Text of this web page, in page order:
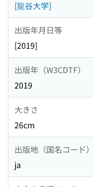
[龍谷大学]
出版年月日等
[2019]
出版年（W3CDTF）
2019
大きさ
26cm
出版地（国名コード）
ja